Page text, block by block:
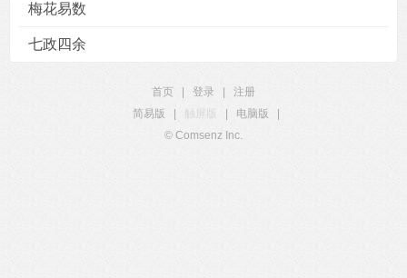
梅花易数
七政四余
首页 登录
注册
简易版
触屏版 电脑版
© Comsenz Inc.